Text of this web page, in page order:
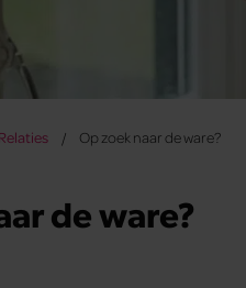
Op zoek naar de ware?
de ware?